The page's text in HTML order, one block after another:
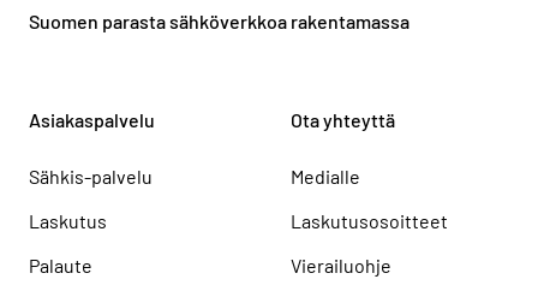
Suomen parasta sähköverkkoa rakentamassa
Asiakaspalvelu
Sähkis-palvelu
Laskutus
Palaute
Ota yhteyttä
Medialle
Laskutusosoitteet
Vierailuohje